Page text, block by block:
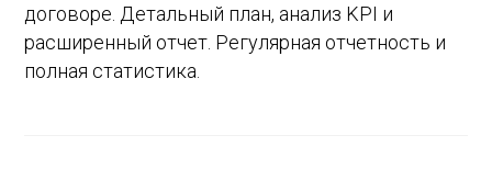
договоре. Детальный план, анализ KPI и
расширенный отчет. Регулярная отчетность и
полная статистика.